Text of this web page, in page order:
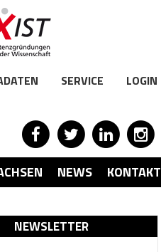
SERVICE LOGIN
NEWS KONTAKT
NEWSLETTER